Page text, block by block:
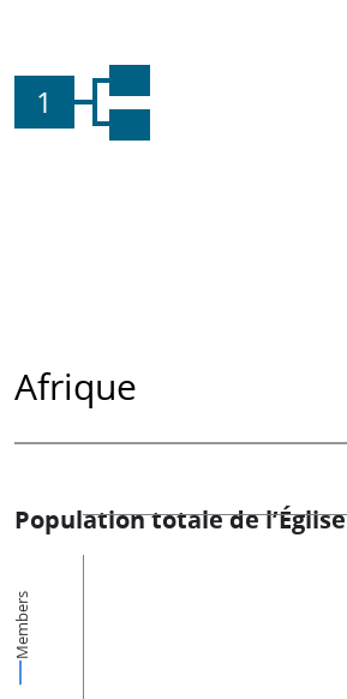
1
Afrique
Population totale de l’Église
Members